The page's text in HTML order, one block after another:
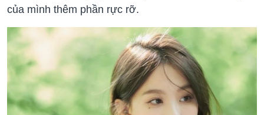
của mình thêm phần rực rỡ.